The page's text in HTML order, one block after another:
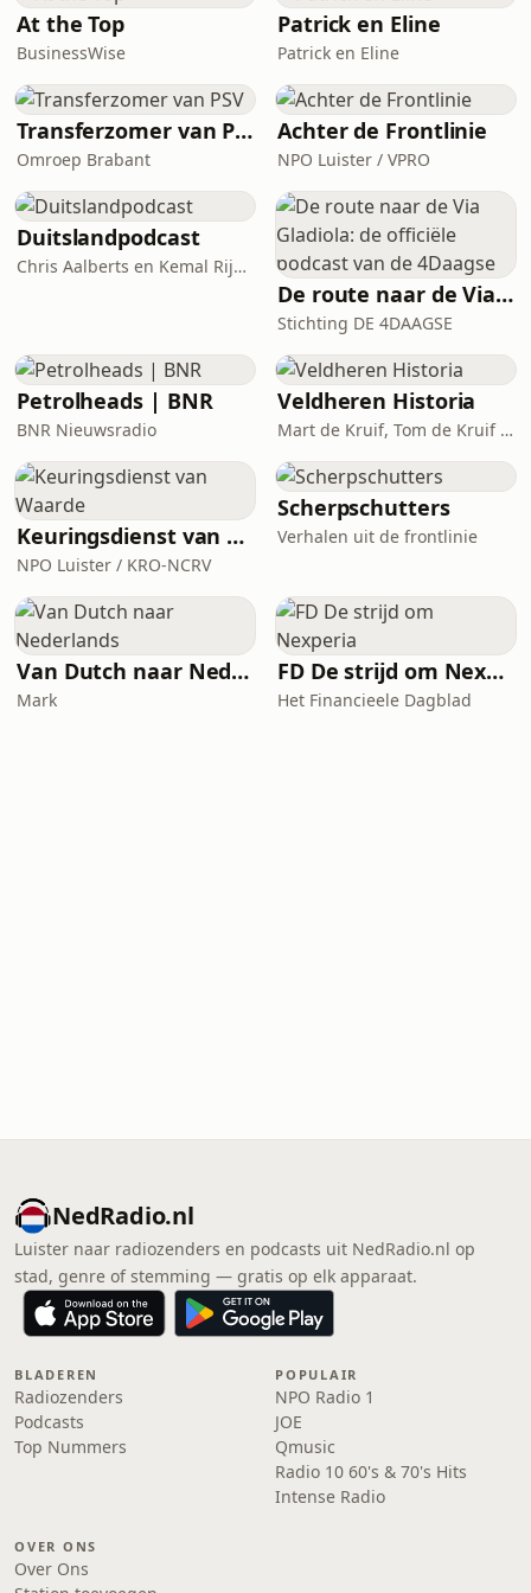
schokkende serie vertellen ex-
undercoveragenten over hun leven en
momenten naspelen. Bij de podcast
verschijnt een korte ficti
At the Top
BusinessWise
Patrick en Eline
Patrick en Eline
Transferzomer van PSV
Omroep Brabant
Achter de Frontlinie
NPO Luister / VPRO
Duitslandpodcast
Chris Aalberts en Kemal Rijken
De route naar de Via Gladiola: de officiële podcast van de 4Daagse
Stichting DE 4DAAGSE
Petrolheads | BNR
BNR Nieuwsradio
Veldheren Historia
Mart de Kruif, Tom de Kruif / National Geographic Historia, Corti Media
Keuringsdienst van Waarde
NPO Luister / KRO-NCRV
Scherpschutters
Verhalen uit de frontlinie
Van Dutch naar Nederlands
Mark
FD De strijd om Nexperia
Het Financieele Dagblad
NedRadio.nl
Luister naar radiozenders en podcasts uit NedRadio.nl op
stad, genre of stemming — gratis op elk apparaat.
BLADEREN
Radiozenders
Podcasts
Top Nummers
POPULAIR
NPO Radio 1
JOE
Qmusic
Radio 10 60's & 70's Hits
Intense Radio
OVER ONS
Over Ons